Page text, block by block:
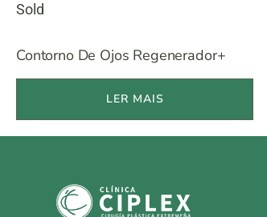
Sold
Contorno De Ojos Regenerador+
LER MAIS